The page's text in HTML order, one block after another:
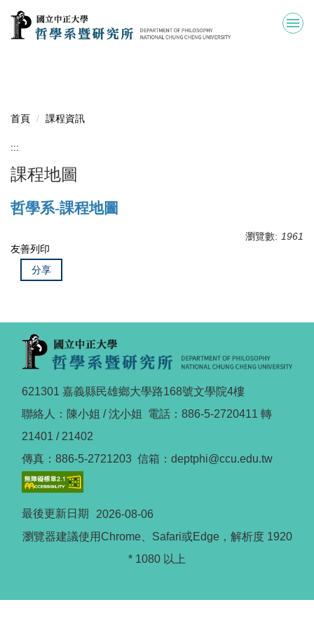
到
主
首頁
課程資訊
:::
課程地圖
哲學系-課程地圖
瀏覽數: 1961
友善列印
分享
621301 嘉義縣民雄鄉大學路168號文學院4樓
聯絡人：陳小姐 / 沈小姐 電話：886-5-2720411 轉
21401 / 21402
傳真：886-5-2721203 信箱：deptphi@ccu.edu.tw
最後更新日期
2026-08-06
瀏覽器建議使用Chrome、Safari或Edge，解析度 1920
* 1080 以上